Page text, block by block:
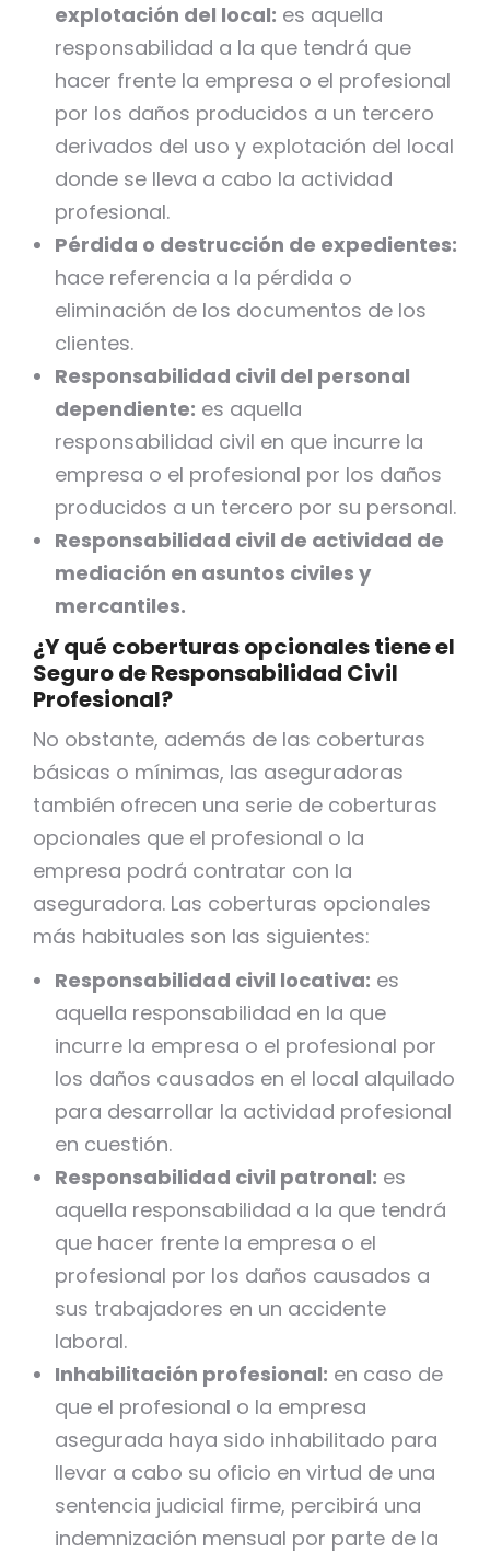
explotación del local: es aquella
responsabilidad a la que tendrá que
hacer frente la empresa o el profesional
por los daños producidos a un tercero
derivados del uso y explotación del local
donde se lleva a cabo la actividad
profesional.
Pérdida o destrucción de expedientes:
hace referencia a la pérdida o
eliminación de los documentos de los
clientes.
Responsabilidad civil del personal
dependiente: es aquella
responsabilidad civil en que incurre la
empresa o el profesional por los daños
producidos a un tercero por su personal.
Responsabilidad civil de actividad de
mediación en asuntos civiles y
mercantiles.
¿Y qué coberturas opcionales tiene el
Seguro de Responsabilidad Civil
Profesional?
No obstante, además de las coberturas
básicas o mínimas, las aseguradoras
también ofrecen una serie de coberturas
opcionales que el profesional o la
empresa podrá contratar con la
aseguradora. Las coberturas opcionales
más habituales son las siguientes:
Responsabilidad civil locativa: es
aquella responsabilidad en la que
incurre la empresa o el profesional por
los daños causados en el local alquilado
para desarrollar la actividad profesional
en cuestión.
Responsabilidad civil patronal: es
aquella responsabilidad a la que tendrá
que hacer frente la empresa o el
profesional por los daños causados a
sus trabajadores en un accidente
laboral.
Inhabilitación profesional: en caso de
que el profesional o la empresa
asegurada haya sido inhabilitado para
llevar a cabo su oficio en virtud de una
sentencia judicial firme, percibirá una
indemnización mensual por parte de la